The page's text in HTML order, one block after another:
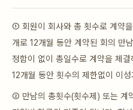
① 회원이 회사와 총 횟수로 계약
개로 12개월 동안 계약된 회의 만
정함이 없이 총일수로 계약을 체
12개월 동안 횟수의 제한없이 이
② 만남의 총횟수(횟수제) 또는 계